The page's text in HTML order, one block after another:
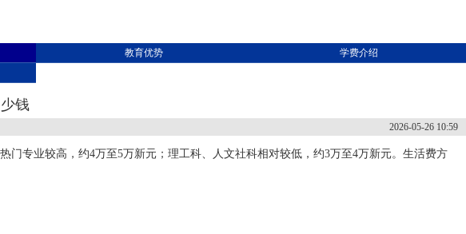
教育优势
学费介绍
钱
2026-05-26 10:59
专业较高，约4万至5万新元；理工科、人文社科相对较低，约3万至4万新元。生活费方